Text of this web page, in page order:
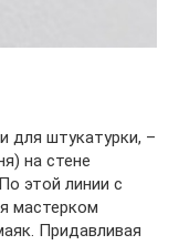
для штукатурки, –
на стене
этой линии с
мастерком
Придавливая